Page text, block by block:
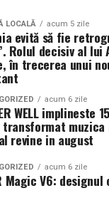
loc proiecția
City din City Park
Paul Decu și
Constanța și
de colegii lor
Gabriel Vatavu.
City Galați
și regizorul
LOCALĂ acum 5 zile
evită să fie
Rolul decisiv al lui
în trecerea unui
acum 6 zile
WELL implineste
transformat
revine in august
acum 6 zile
Magic V6: